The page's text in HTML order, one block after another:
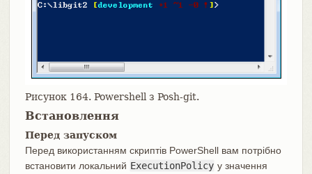
Рисунок 164. Powershell з Posh-git.
Встановлення
Перед запуском
Перед використанням скриптів PowerShell вам потрібно
встановити локальний ExecutionPolicy у значення